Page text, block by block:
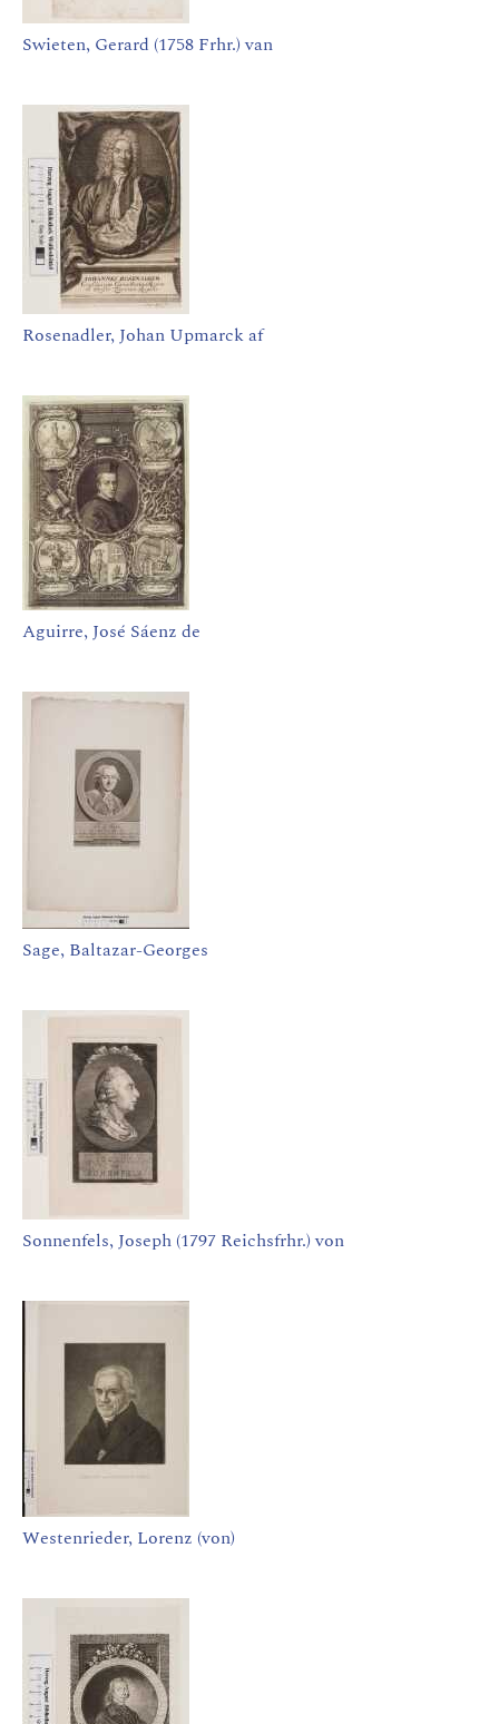
Swieten, Gerard (1758 Frhr.) van
Rosenadler, Johan Upmarck af
Aguirre, José Sáenz de
Sage, Baltazar-Georges
Sonnenfels, Joseph (1797 Reichsfrhr.) von
Westenrieder, Lorenz (von)